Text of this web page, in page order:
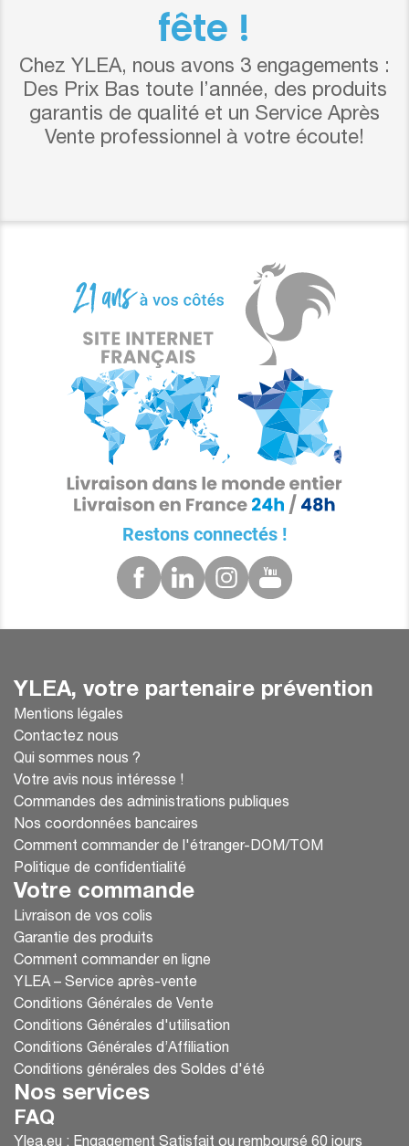
fête !
Chez YLEA, nous avons 3 engagements :
Des Prix Bas toute l’année, des produits
garantis de qualité et un Service Après
Vente professionnel à votre écoute!
Restons connectés !
YLEA, votre partenaire prévention
Mentions légales
Contactez nous
Qui sommes nous ?
Votre avis nous intéresse !
Commandes des administrations publiques
Nos coordonnées bancaires
Comment commander de l'étranger-DOM/TOM
Politique de confidentialité
Votre commande
Livraison de vos colis
Garantie des produits
Comment commander en ligne
YLEA – Service après-vente
Conditions Générales de Vente
Conditions Générales d'utilisation
Conditions Générales d’Affiliation
Conditions générales des Soldes d'été
Nos services
FAQ
Ylea.eu : Engagement Satisfait ou remboursé 60 jours